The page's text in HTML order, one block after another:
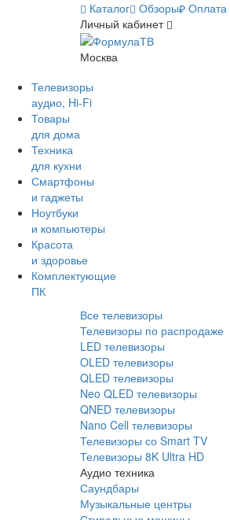
Каталог Обзоры Оплата
Личный кабинет
Москва
Телевизоры
аудио, Hi-Fi
Товары
для дома
Техника
для кухни
Смартфоны
и гаджеты
Ноутбуки
и компьютеры
Красота
и здоровье
Комплектующие
ПК
Все телевизоры
Телевизоры по распродаже
LED телевизоры
OLED телевизоры
QLED телевизоры
Neo QLED телевизоры
QNED телевизоры
Nano Cell телевизоры
Телевизоры со Smart TV
Телевизоры 8K Ultra HD
Аудио техника
Саундбары
Музыкальные центры